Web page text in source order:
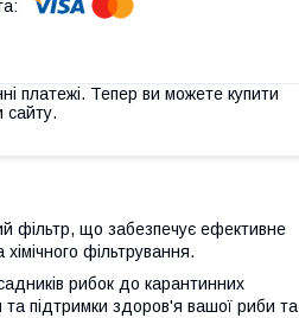
платежі. Тепер ви можете купити
сайту.
фільтр, що забезпечує ефективне
фільтрування.
рибок до карантинних
та підтримки здоров'я вашої риби та